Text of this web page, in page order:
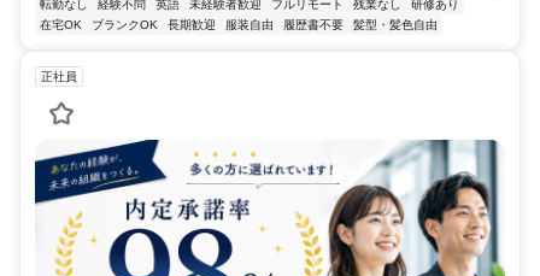
転勤なし
経験不問 英語 未経験者歓迎 フルリモート 残業なし
研修あり
在宅OK
ブランクOK 長期歓迎 服装自由 履歴書不要 髪型・髪色自由
正社員